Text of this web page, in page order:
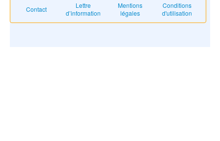
Contact
Lettre
d’information
Mentions
légales
Conditions
d'utilisation